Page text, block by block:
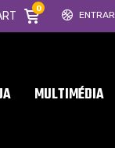
ENTRAR
0
MULTIMÉDIA